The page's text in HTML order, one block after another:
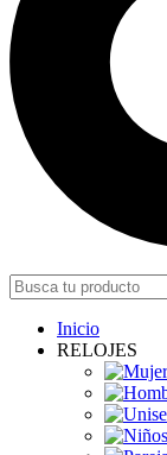
Inicio
RELOJES